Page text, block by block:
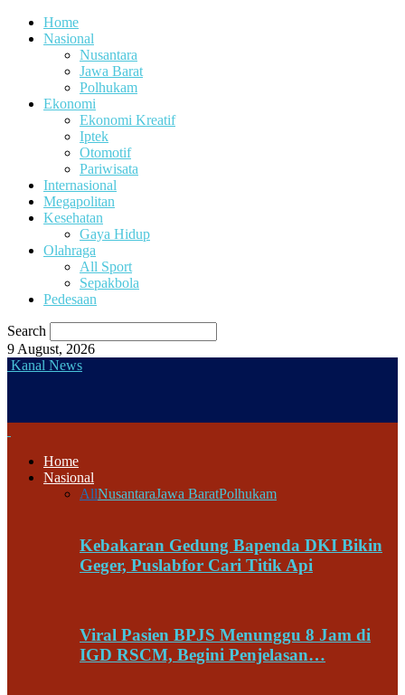
Home
Nasional
Nusantara
Jawa Barat
Polhukam
Ekonomi
Ekonomi Kreatif
Iptek
Otomotif
Pariwisata
Internasional
Megapolitan
Kesehatan
Gaya Hidup
Olahraga
All Sport
Sepakbola
Pedesaan
Search
9 August, 2026
Kanal News
Home
Nasional
AllNusantaraJawa BaratPolhukam
Kebakaran Gedung Bapenda DKI Bikin
Geger, Puslabfor Cari Titik Api
Viral Pasien BPJS Menunggu 8 Jam di
IGD RSCM, Begini Penjelasan…